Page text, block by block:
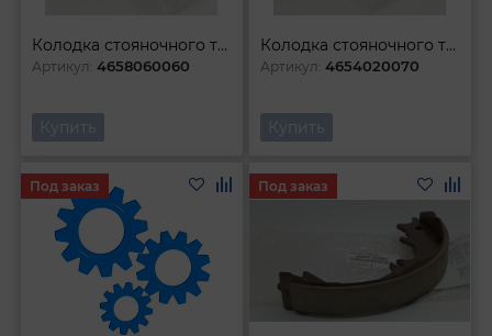
Колодка стояночного тормоза
Артикул:4658060060
Купить
Колодка стояночного тормоза
Артикул:4654020070
Купить
Под заказ Под заказ